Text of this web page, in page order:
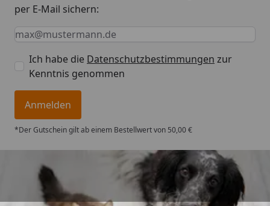
per E-Mail sichern:
Keine Eingabe erforderlich
Eingabe erforderlich
E-Mail *
Ich habe die Datenschutzbestimmungen zur
Kenntnis genommen
Anmelden
*Der Gutschein gilt ab einem Bestellwert von 50,00 €
Trusted Shops